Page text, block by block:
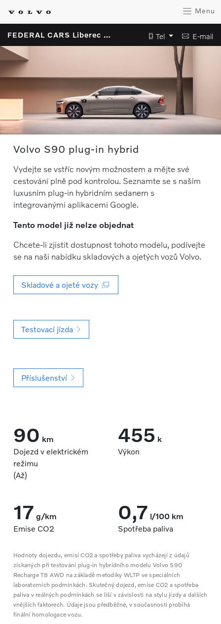
Menu
FEDERAL CARS Liberec s.r.o. Tel E-mail
Volvo S90 plug-in hybrid
Vydejte se vstříc novým možnostem a mějte své
cestování plně pod kontrolou. Seznamte se s naším
luxusním plug-in hybridním sedanem s
integrovanými aplikacemi Google.
Tento model již nelze objednat
Chcete-li zjistit dostupnost tohoto modelu, podívejte
se na naši nabídku skladových a ojetých vozů Volvo.
Skladové a ojeté vozy
Testovací jízda
Příslušenství
90 km
Dojezd v elektrickém
režimu
(Až)
455 k
Výkon
17 g/km
Emise CO2
0,7 l/100 km
Spotřeba paliva
Hodnoty dojezdu, emisí CO2 a spotřeby paliva vycházejí z údajů
získaných při testování plug-in hybridního modelu Volvo S90
Recharge T8 AWD na základě metodiky WLTP ve speciálních
laboratorních podmínkách. Skutečný dojezd, emise CO2 a spotřeba
paliva v reálných podmínkách se liší v závislosti na stylu jízdy a dalších
vnějších faktorech. Údaje jsou předběžné, v současnosti probíhá
finální homologace vozu.